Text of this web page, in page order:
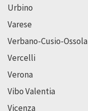
Urbino
Varese
Verbano-Cusio-Ossola
Vercelli
Verona
Vibo Valentia
Vicenza